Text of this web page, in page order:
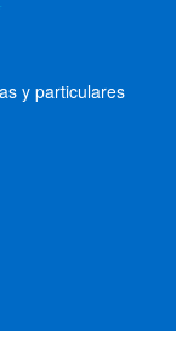
y particulares